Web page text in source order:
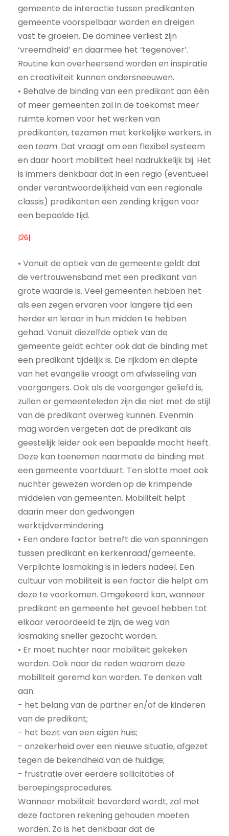
gemeente de interactie tussen predikanten
gemeente voorspelbaar worden en dreigen
vast te groeien. De dominee verliest zijn
‘vreemdheid’ en daarmee het ‘tegenover’.
Routine kan overheersend worden en inspiratie
en creativiteit kunnen ondersneeuwen.
• Behalve de binding van een predikant aan één
of meer gemeenten zal in de toekomst meer
ruimte komen voor het werken van
predikanten, tezamen met kerkelijke werkers, in
een team. Dat vraagt om een flexibel systeem
en daar hoort mobiliteit heel nadrukkelijk bij. Het
is immers denkbaar dat in een regio (eventueel
onder verantwoordelijkheid van een regionale
classis) predikanten een zending krijgen voor
een bepaalde tijd.
|26|
• Vanuit de optiek van de gemeente geldt dat
de vertrouwensband met een predikant van
grote waarde is. Veel gemeenten hebben het
als een zegen ervaren voor langere tijd een
herder en leraar in hun midden te hebben
gehad. Vanuit diezelfde optiek van de
gemeente geldt echter ook dat de binding met
een predikant tijdelijk is. De rijkdom en diepte
van het evangelie vraagt om afwisseling van
voorgangers. Ook als de voorganger geliefd is,
zullen er gemeenteleden zijn die niet met de stijl
van de predikant overweg kunnen. Evenmin
mag worden vergeten dat de predikant als
geestelijk leider ook een bepaalde macht heeft.
Deze kan toenemen naarmate de binding met
een gemeente voortduurt. Ten slotte moet ook
nuchter gewezen worden op de krimpende
middelen van gemeenten. Mobiliteit helpt
daarin meer dan gedwongen
werktijdvermindering.
• Een andere factor betreft die van spanningen
tussen predikant en kerkenraad/gemeente.
Verplichte losmaking is in ieders nadeel. Een
cultuur van mobiliteit is een factor die helpt om
deze te voorkomen. Omgekeerd kan, wanneer
predikant en gemeente het gevoel hebben tot
elkaar veroordeeld te zijn, de weg van
losmaking sneller gezocht worden.
• Er moet nuchter naar mobiliteit gekeken
worden. Ook naar de reden waarom deze
mobiliteit geremd kan worden. Te denken valt
aan:
- het belang van de partner en/of de kinderen
van de predikant;
- het bezit van een eigen huis;
- onzekerheid over een nieuwe situatie, afgezet
tegen de bekendheid van de huidige;
- frustratie over eerdere sollicitaties of
beroepingsprocedures.
Wanneer mobiliteit bevorderd wordt, zal met
deze factoren rekening gehouden moeten
worden. Zo is het denkbaar dat de